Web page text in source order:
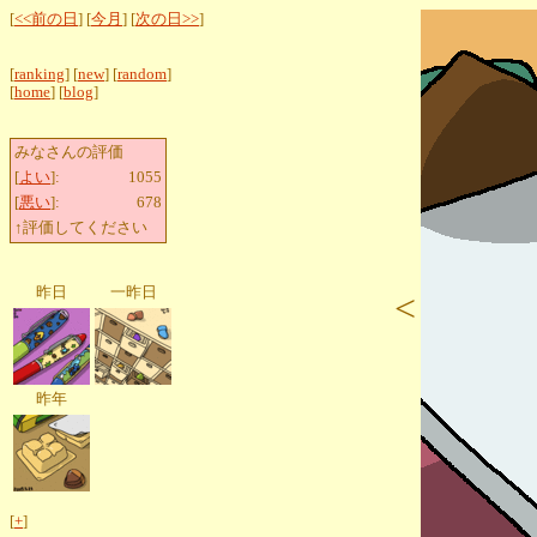
[<<前の日 ] [今月 ] [次の日>>]
[ranking] [new] [random]
[home] [blog]
みなさんの評価
[よい]:
1055
[悪い]:
678
↑評価してください
昨日 一昨日
昨年
[+]
<